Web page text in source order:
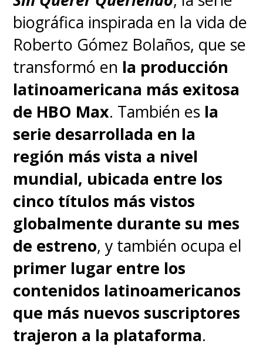
biográfica inspirada en la vida de
Roberto Gómez Bolaños, que se
transformó en la producción
latinoamericana más exitosa
de HBO Max. También es la
serie desarrollada en la
región más vista a nivel
mundial, ubicada entre los
cinco títulos más vistos
globalmente durante su mes
de estreno, y también ocupa el
primer lugar entre los
contenidos latinoamericanos
que más nuevos suscriptores
trajeron a la plataforma.